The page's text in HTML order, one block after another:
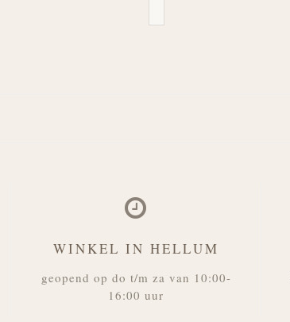
WINKEL IN HELLUM
geopend op do t/m za van 10:00-
16:00 uur